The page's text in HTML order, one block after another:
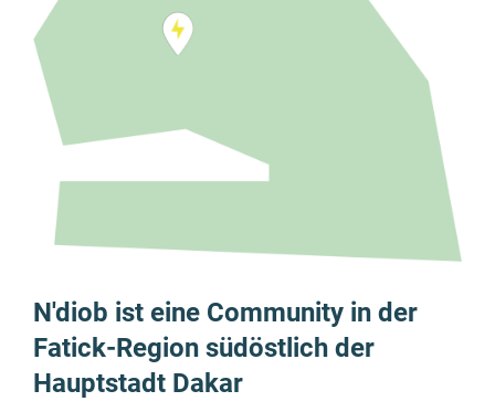
N'diob ist eine Community in der
Fatick-Region südöstlich der
Hauptstadt Dakar